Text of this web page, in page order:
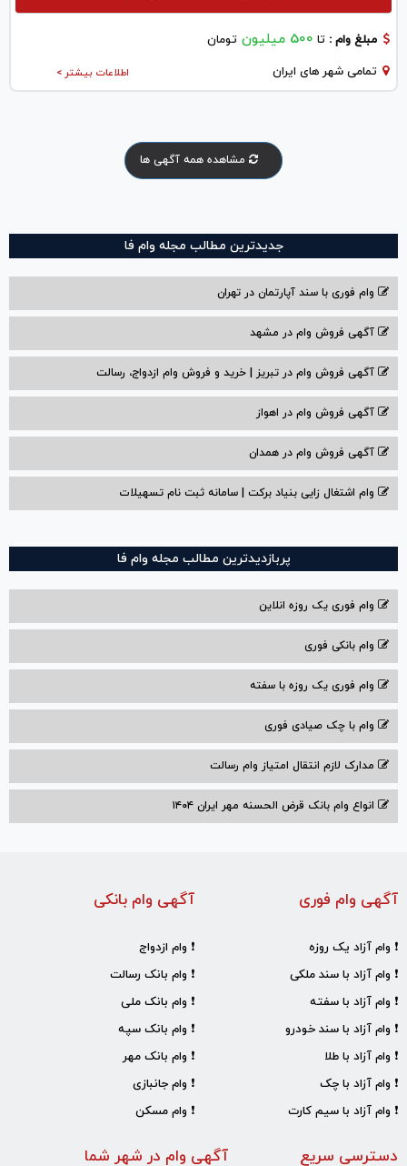
مبلغ وام : تا 500 میلیون تومان
اطلاعات بیشتر > تمامی شهر های ایران
مشاهده همه آگهی ها
جدیدترین مطالب مجله وام فا
وام فوری با سند آپارتمان در تهران
آگهی فروش وام در مشهد
آگهی فروش وام در تبریز | خرید و فروش وام ازدواج، رسالت
آگهی فروش وام در اهواز
آگهی فروش وام در همدان
وام اشتغال زایی بنیاد برکت | سامانه ثبت نام تسهیلات
پربازدیدترین مطالب مجله وام فا
وام فوری یک روزه انلاین
وام بانکی فوری
وام فوری یک روزه با سفته
وام با‌ چک صیادی‌ فوری
مدارک لازم انتقال امتیاز وام رسالت
انواع وام بانک قرض الحسنه مهر ایران ۱۴۰۴
آگهی وام بانکی
❗ وام ازدواج
❗ وام بانک رسالت
❗ وام بانک ملی
❗ وام بانک سپه
❗ وام بانک مهر
❗ وام جانبازی
❗ وام مسکن
آگهی وام فوری
❗ وام آزاد یک روزه
❗ وام آزاد با سند ملکی
❗ وام آزاد با سفته
❗ وام آزاد با سند خودرو
❗ وام آزاد با طلا
❗ وام آزاد با چک
❗ وام آزاد با سیم کارت
آگهی وام در شهر شما دسترسی سریع